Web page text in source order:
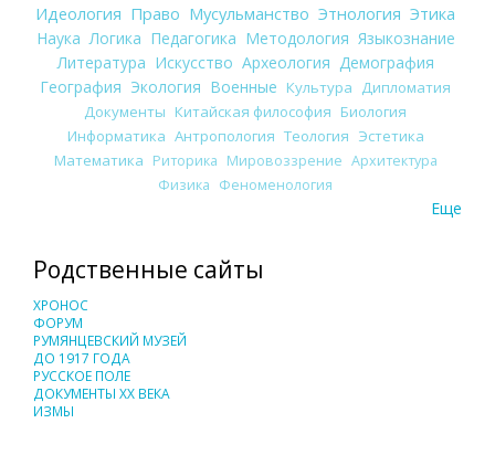
Идеология Право Мусульманство Этнология Этика
Наука Логика Педагогика Методология Языкознание
Литература Искусство Археология Демография
География Экология Военные Культура
Дипломатия
Документы Китайская философия Биология
Информатика Антропология Теология Эстетика
Математика Риторика Мировоззрение Архитектура
Физика Феноменология
Еще
Родственные сайты
ХРОНОС
ФОРУМ
РУМЯНЦЕВСКИЙ МУЗЕЙ
ДО 1917 ГОДА
РУССКОЕ ПОЛЕ
ДОКУМЕНТЫ XX ВЕКА
ИЗМЫ